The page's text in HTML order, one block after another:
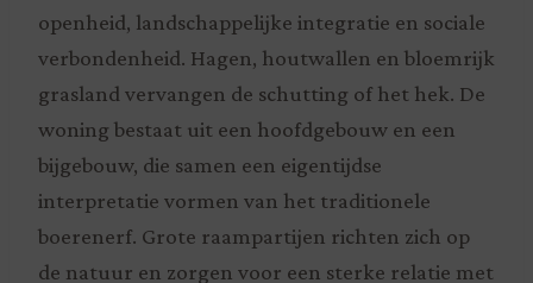
openheid, landschappelijke integratie en sociale
verbondenheid. Hagen, houtwallen en bloemrijk
grasland vervangen de schutting of het hek. De
woning bestaat uit een hoofdgebouw en een
bijgebouw, die samen een eigentijdse
interpretatie vormen van het traditionele
boerenerf. Grote raampartijen richten zich op
de natuur en zorgen voor een sterke relatie met